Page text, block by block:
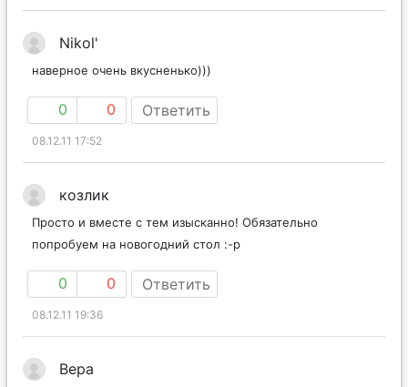
Nikol'
наверное очень вкусненько)))
0 0 Ответить
08.12.11 17:52
козлик
Просто и вместе с тем изысканно! Обязательно
попробуем на новогодний стол :-р
0 0 Ответить
08.12.11 19:36
Вера